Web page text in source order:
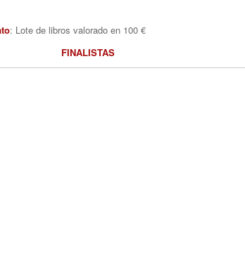
: Lote de libros valorado en 100 €
FINALISTAS